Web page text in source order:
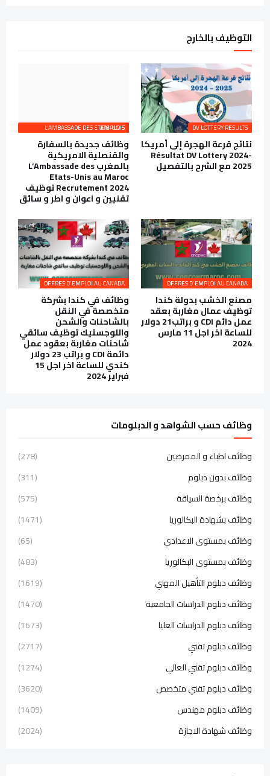
التوظيف بالخارج
DV LOTTERY RESULTS
نتائج قرعة الهجرة إلى أمريكا
Résultat DV Lottery 2024-
2025 مع الشرح بالتفصيل
L’AMBASSADE DES ETATS-UNIS EMPLOIS
وظائف جديدة بالسفارة
والقنصلية الامريكية
بالمغرب L’Ambassade des
Etats-Unis au Maroc
Recrutement 2024 توظيف
تقنيين و اعوان و اطر و سائق
OFFRES D'EMPLOI AU CANADA
مصنع الخشب بدولة كندا
توظيف عمال مغاربة بعقد
عمل دائم CDI و براتب21 دولار
للساعة اخر اجل 11 مارس
2024
OFFRES D'EMPLOI AU CANADA
وظائف في كندا بشركة
متخصصة في النقل
بالشاحنات والشحن
واللوجستيك توظيف سائقي
شاحنات مغاربة بعقود عمل
دائمة CDI و براتب 23 دولار
كندي للساعة اخر اجل 15
فبراير 2024
وظائف حسب الشواهد و الدبلومات
وظائف اطباء و الممرضين
(278)
وظائف بدون دبلوم
(311)
وظائف برخصة السياقة
(575)
وظائف بشهادة البكالوريا
(1471)
وظائف بمستوى الاعدادي
(65)
وظائف بمستوى البكالوريا
(483)
وظائف دبلوم التأهيل المهني
(1619)
وظائف دبلوم الدراسات الجامعية
(1470)
وظائف دبلوم الدراسات العليا
(1673)
وظائف دبلوم تقني
(2717)
وظائف دبلوم تقني العالي
(1274)
وظائف دبلوم تقني متخصص
(3620)
وظائف دبلوم مهندس
(1409)
وظائف شهادة الاجازة
(2024)